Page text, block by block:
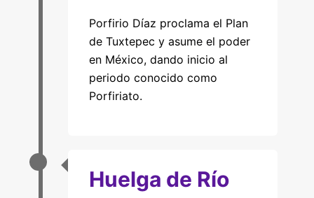
Porfirio Díaz proclama el Plan
de Tuxtepec y asume el poder
en México, dando inicio al
periodo conocido como
Porfiriato.
Huelga de Río